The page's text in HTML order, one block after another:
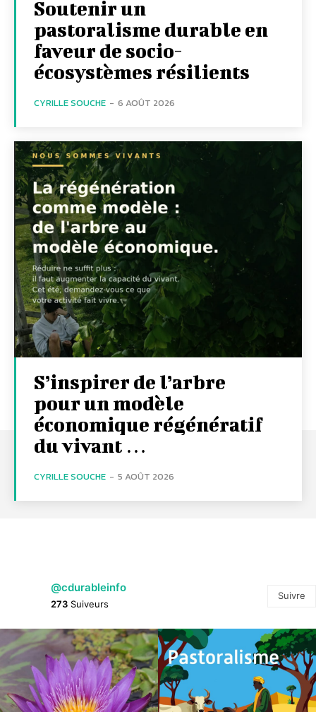
Soutenir un
pastoralisme durable en
faveur de socio-
écosystèmes résilients
CYRILLE SOUCHE - 6 AOÛT 2026
S’inspirer de l’arbre
pour un modèle
économique régénératif
du vivant …
CYRILLE SOUCHE - 5 AOÛT 2026
@cdurableinfo
273 Suiveurs
Suivre